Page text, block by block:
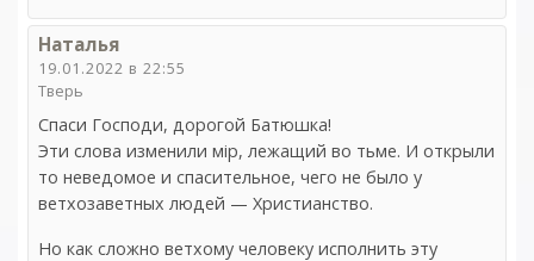
Наталья
19.01.2022 в 22:55
Тверь
Спаси Господи, дорогой Батюшка!
Эти слова изменили мiр, лежащий во тьме. И открыли
то неведомое и спасительное, чего не было у
ветхозаветных людей — Христианство.
Но как сложно ветхому человеку исполнить эту